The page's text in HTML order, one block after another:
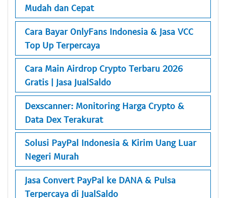
Mudah dan Cepat
Cara Bayar OnlyFans Indonesia & Jasa VCC
Top Up Terpercaya
Cara Main Airdrop Crypto Terbaru 2026
Gratis | Jasa JualSaldo
Dexscanner: Monitoring Harga Crypto &
Data Dex Terakurat
Solusi PayPal Indonesia & Kirim Uang Luar
Negeri Murah
Jasa Convert PayPal ke DANA & Pulsa
Terpercaya di JualSaldo